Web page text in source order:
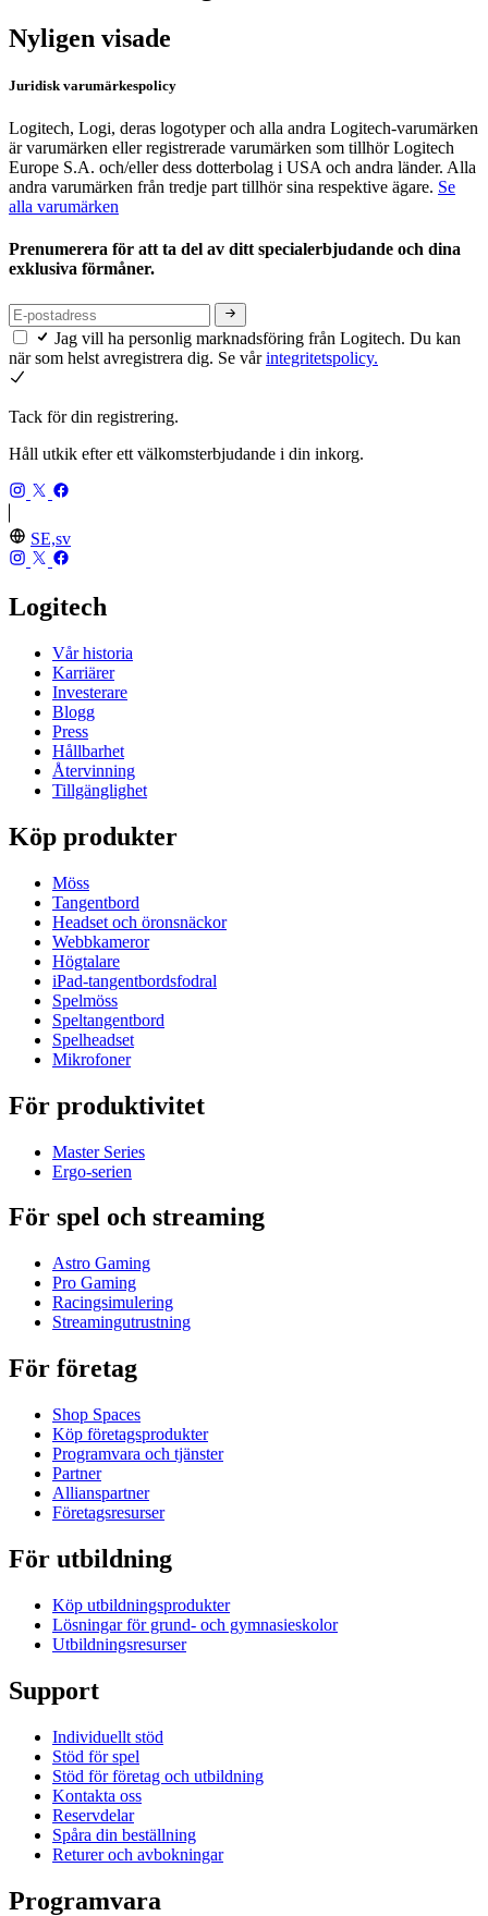
Nyligen visade
Juridisk varumärkespolicy
Logitech, Logi, deras logotyper och alla andra Logitech-varumärken
är varumärken eller registrerade varumärken som tillhör Logitech
Europe S.A. och/eller dess dotterbolag i USA och andra länder. Alla
andra varumärken från tredje part tillhör sina respektive ägare. Se
alla varumärken
Prenumerera för att ta del av ditt specialerbjudande och dina
exklusiva förmåner.
Jag vill ha personlig marknadsföring från Logitech. Du kan
när som helst avregistrera dig. Se vårintegritetspolicy.
Tack för din registrering.
Håll utkik efter ett välkomsterbjudande i din inkorg.
SE,sv
Logitech
Vår historia
Karriärer
Investerare
Blogg
Press
Hållbarhet
Återvinning
Tillgänglighet
Köp produkter
Möss
Tangentbord
Headset och öronsnäckor
Webbkameror
Högtalare
iPad-tangentbordsfodral
Spelmöss
Speltangentbord
Spelheadset
Mikrofoner
För produktivitet
Master Series
Ergo-serien
För spel och streaming
Astro Gaming
Pro Gaming
Racingsimulering
Streamingutrustning
För företag
Shop Spaces
Köp företagsprodukter
Programvara och tjänster
Partner
Allianspartner
Företagsresurser
För utbildning
Köp utbildningsprodukter
Lösningar för grund- och gymnasieskolor
Utbildningsresurser
Support
Individuellt stöd
Stöd för spel
Stöd för företag och utbildning
Kontakta oss
Reservdelar
Spåra din beställning
Returer och avbokningar
Programvara